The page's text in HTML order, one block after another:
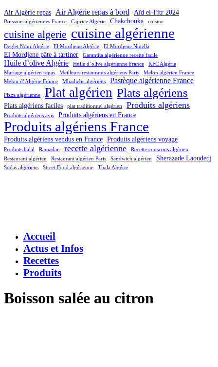
Air Algérie repas Air Algérie repas à bord Aïd el-Fitr 2024
Boissons algériennes France Caprice Algérie Chakchouka cuisine
cuisine algerie cuisine algérienne
Deglet Nour Algérie El Mordjene Algérie El Mordjene Nutella
El Mordjene pâte à tartiner Garantita algérienne recette facile
Huile d’olive Algérie Huile d’olive algérienne France
KFC Algérie
Mariage algérien repas
Meilleurs restaurants algériens Paris
Melon algérien France
Melon d’Algérie France
Mhadjebs algériens Pastèque algérienne France
Pizza algérienne Plat algérien Plats algériens
Plats algériens faciles plat traditionnel algérien Produits algériens
Produits algériens avis Produits algériens en France
Produits algériens France
Produits algériens vendus en France Produits algériens voyage
Produits halal Ramadan recette algérienne
Recette couscous algérien
Restaurant algérien
Restaurant algérien Paris Sandwich algérien Sherazade Laoudedj
Sodas algériens Street Food algérienne Thala Algérie
Accueil
Actus et Infos
Recettes
Produits
Boisson salée au citron